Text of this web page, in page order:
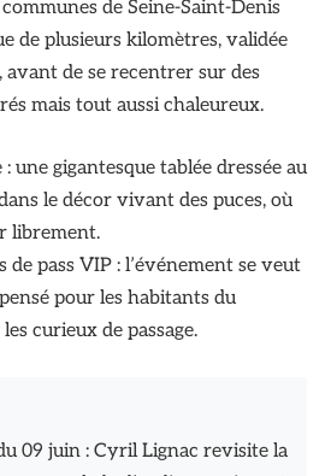
de Seine-Saint-Denis
de plusieurs kilomètres, validée
avant de se recentrer sur des
mais tout aussi chaleureux.
une gigantesque tablée dressée au
le décor vivant des puces, où
librement.
pass VIP : l’événement se veut
pour les habitants du
curieux de passage.
09 juin : Cyril Lignac revisite la